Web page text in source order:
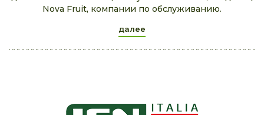
Nova Fruit, компании по обслуживанию.
далее